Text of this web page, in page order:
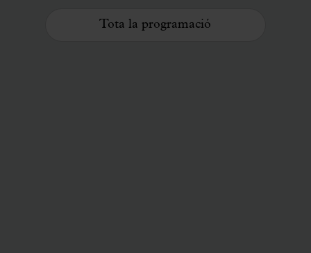
Tota la programació